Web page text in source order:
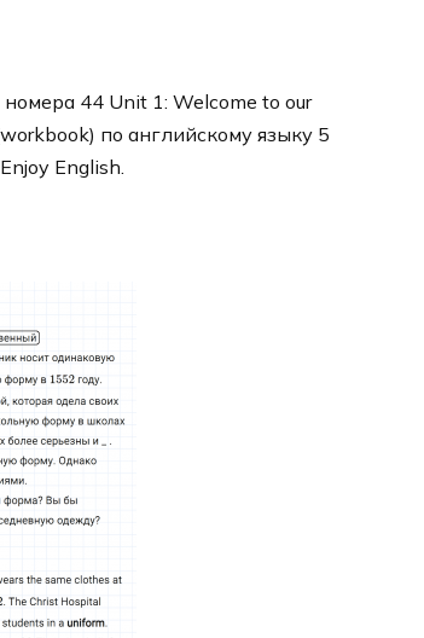
44 Unit 1: Welcome to our
по английскому языку 5
English.